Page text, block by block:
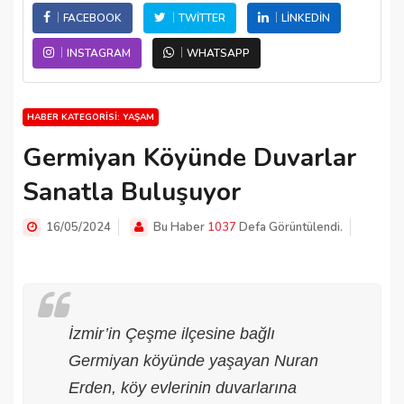
FACEBOOK TWITTER LINKEDIN
INSTAGRAM WHATSAPP
HABER KATEGORISI: YAŞAM
Germiyan Köyünde Duvarlar
Sanatla Buluşuyor
16/05/2024 Bu Haber 1037 Defa Görüntülendi.
İzmir’in Çeşme ilçesine bağlı
Germiyan köyünde yaşayan Nuran
Erden, köy evlerinin duvarlarına